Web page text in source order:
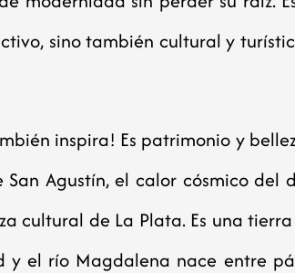
sino también cultural y
inspira! Es patrimonio y
Agustín, el calor cósmico del
cultural de La Plata. Es una
el río Magdalena nace entre